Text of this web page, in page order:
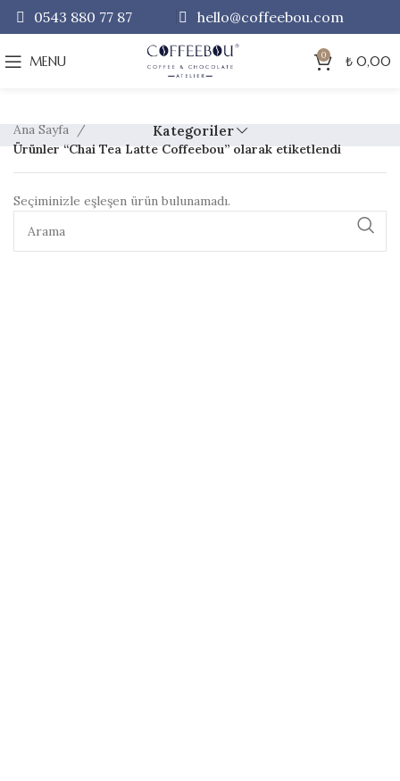
0543 880 77 87 hello@coffeebou.com
MENU 0 ₺ 0,00
Kategoriler
Ana Sayfa
Ürünler “Chai Tea Latte Coffeebou” olarak etiketlendi
Seçiminizle eşleşen ürün bulunamadı.